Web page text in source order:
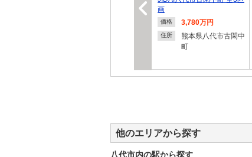
画
価格 3,780万円
住所
熊本県八代市古閑中
町
他のエリアから探す
八代市内の駅から探す